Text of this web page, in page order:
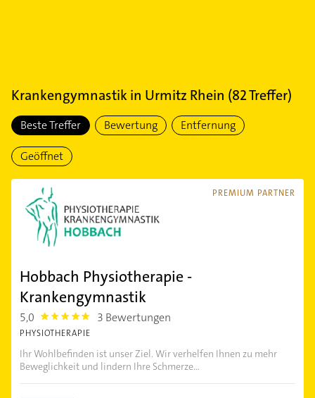
Krankengymnastikin Urmitz Rhein (82Treffer)
Beste Treffer Bewertung Entfernung
Geöffnet
PREMIUM PARTNER
Hobbach Physiotherapie -
Krankengymnastik
5,0 5.0 3 Bewertungen
PHYSIOTHERAPIE
Ihr Wohlbefinden ist unser Ziel. Wir verhelfen Ihnen zu mehr
Beweglichkeit und lindern Ihre Schmerze...